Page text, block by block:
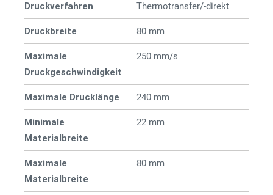
Druckverfahren Thermotransfer/-direkt
Druckbreite 80 mm
Maximale
Druckgeschwindigkeit
250 mm/s
Maximale Drucklänge 240 mm
Minimale
Materialbreite
22 mm
Maximale
Materialbreite
80 mm